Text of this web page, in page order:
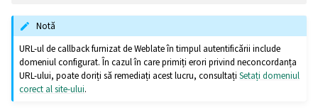
Notă
URL-ul de callback furnizat de Weblate în timpul autentificării include
domeniul configurat. În cazul în care primiți erori privind neconcordanța
URL-ului, poate doriți să remediați acest lucru, consultațiSetați domeniul
corect al site-ului.